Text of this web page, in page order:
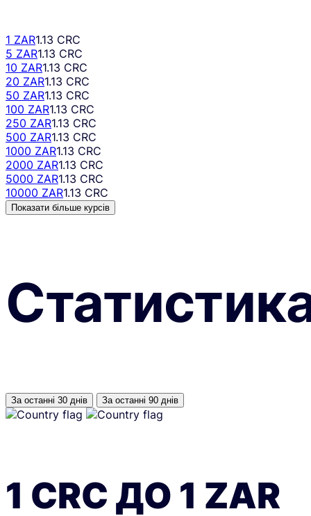
1 ZAR1.13 CRC
5 ZAR1.13 CRC
10 ZAR1.13 CRC
20 ZAR1.13 CRC
50 ZAR1.13 CRC
100 ZAR1.13 CRC
250 ZAR1.13 CRC
500 ZAR1.13 CRC
1000 ZAR1.13 CRC
2000 ZAR1.13 CRC
5000 ZAR1.13 CRC
10000 ZAR1.13 CRC
Показати більше курсів
За останні 30 днів За останні 90 днів
1 CRC ДО 1 ZAR